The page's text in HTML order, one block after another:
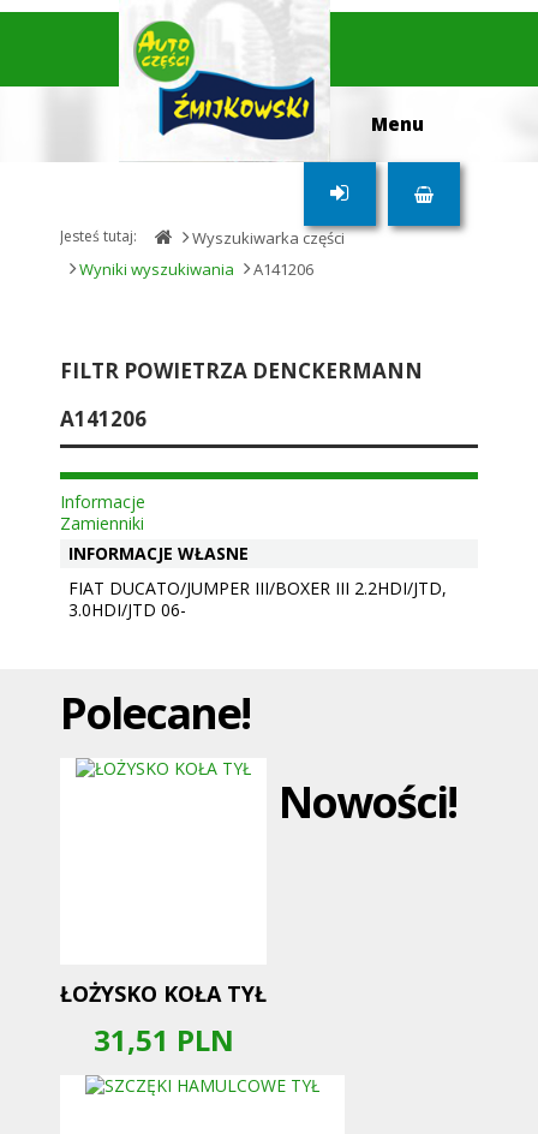
Jesteś tutaj:
Wyszukiwarka części
Wyniki wyszukiwania
A141206
FILTR POWIETRZA DENCKERMANN
A141206
Informacje
Zamienniki
INFORMACJE WŁASNE
FIAT DUCATO/JUMPER III/BOXER III 2.2HDI/JTD,
3.0HDI/JTD 06-
Polecane!
ŁOŻYSKO KOŁA TYŁ
31,51 PLN
Nowości!